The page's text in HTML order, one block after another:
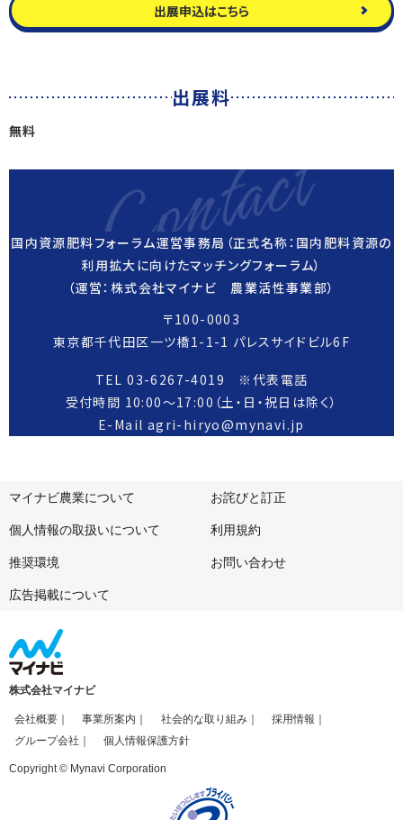
出展申込はこちら
出展料
無料 Contact
お問い合わせ先
国内資源肥料フォーラム運営事務局（正式名称：国内肥料資源の
利用拡大に向けたマッチングフォーラム）
（運営：株式会社マイナビ 農業活性事業部）
〒100-0003
東京都千代田区一ツ橋1-1-1 パレスサイドビル6F
TEL 03-6267-4019 ※代表電話
受付時間 10:00～17:00（土・日・祝日は除く）
E-Mail agri-hiryo@mynavi.jp
マイナビ農業について お詫びと訂正
個人情報の取扱いについて 利用規約
推奨環境 お問い合わせ
広告掲載について
株式会社マイナビ
会社概要 事業所案内 社会的な取り組み
採用情報
グループ会社
個人情報保護方針
Copyright © Mynavi Corporation